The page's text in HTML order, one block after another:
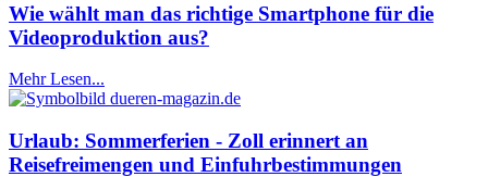
Wie wählt man das richtige Smartphone für die
Videoproduktion aus?
Mehr Lesen...
Urlaub: Sommerferien - Zoll erinnert an
Reisefreimengen und Einfuhrbestimmungen